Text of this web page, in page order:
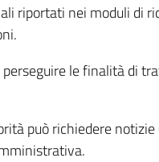
riportati nei moduli di
le finalità di
può richiedere